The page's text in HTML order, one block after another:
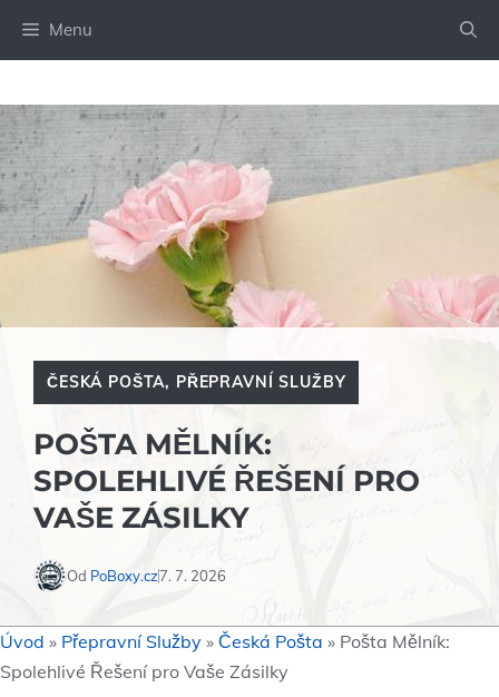
Menu
ČESKÁ POŠTA, PŘEPRAVNÍ SLUŽBY
POŠTA MĚLNÍK:
SPOLEHLIVÉ ŘEŠENÍ PRO
VAŠE ZÁSILKY
Od PoBoxy.cz7. 7. 2026
Úvod » Přepravní Služby » Česká Pošta » Pošta Mělník:
Spolehlivé Řešení pro Vaše Zásilky